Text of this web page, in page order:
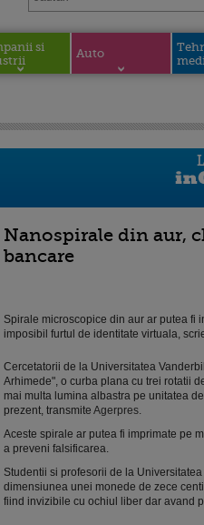
si
Auto
Nanospirale din aur,
bancare
Spirale microscopice din aur ar putea fi
imposibil furtul de identitate virtuala,
Cercetatorii de la Universitatea
Arhimede", o curba plana cu trei rotatii
mai multa lumina albastra pe unitatea
prezent, transmite Agerpres.
Aceste spirale ar putea fi imprimate pe
a preveni falsificarea.
Studentii si profesorii de la
dimensiunea unei monede de zece
fiind invizibile cu ochiul liber dar avand